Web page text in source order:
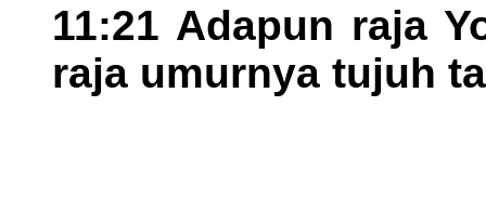
11:21 Adapun raja
raja umurnya tujuh